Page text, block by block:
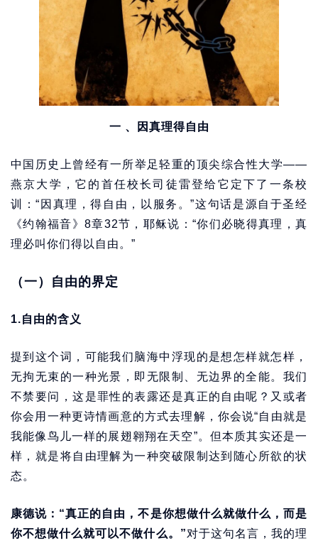
一 、因真理得自由
中国历史上曾经有一所举足轻重的顶尖综合性大学——
燕京大学，它的首任校长司徒雷登给它定下了一条校
训：“因真理，得自由，以服务。”这句话是源自于圣经
《约翰福音》8章32节，耶稣说：“你们必晓得真理，真
理必叫你们得以自由。”
（一）自由的界定
1.自由的含义
提到这个词，可能我们脑海中浮现的是想怎样就怎样，
无拘无束的一种光景，即无限制、无边界的全能。我们
不禁要问，这是罪性的表露还是真正的自由呢？又或者
你会用一种更诗情画意的方式去理解，你会说“自由就是
我能像鸟儿一样的展翅翱翔在天空”。但本质其实还是一
样，就是将自由理解为一种突破限制达到随心所欲的状
态。
康德说：“真正的自由，不是你想做什么就做什么，而是
你不想做什么就可以不做什么。”对于这句名言，我的理